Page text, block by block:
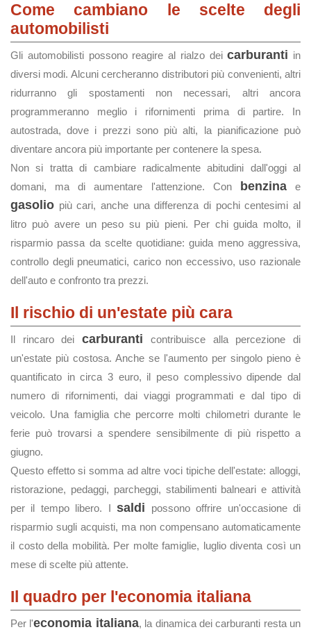
Come cambiano le scelte degli
automobilisti
Gli automobilisti possono reagire al rialzo deicarburanti in
diversi modi. Alcuni cercheranno distributori più convenienti, altri
ridurranno gli spostamenti non necessari, altri ancora
programmeranno meglio i rifornimenti prima di partire. In
autostrada, dove i prezzi sono più alti, la pianificazione può
diventare ancora più importante per contenere la spesa.
Non si tratta di cambiare radicalmente abitudini dall'oggi al
domani, ma di aumentare l'attenzione. Con
benzinae
gasolio più cari, anche una differenza di pochi centesimi al
litro può avere un peso su più pieni. Per chi guida molto, il
risparmio passa da scelte quotidiane: guida meno aggressiva,
controllo degli pneumatici, carico non eccessivo, uso razionale
dell'auto e confronto tra prezzi.
Il rischio di un'estate più cara
Il rincaro deicarburanti contribuisce alla percezione di
un'estate più costosa. Anche se l'aumento per singolo pieno è
quantificato in circa 3 euro, il peso complessivo dipende dal
numero di rifornimenti, dai viaggi programmati e dal tipo di
veicolo. Una famiglia che percorre molti chilometri durante le
ferie può trovarsi a spendere sensibilmente di più rispetto a
giugno.
Questo effetto si somma ad altre voci tipiche dell'estate: alloggi,
ristorazione, pedaggi, parcheggi, stabilimenti balneari e attività
per il tempo libero. Isaldi possono offrire un'occasione di
risparmio sugli acquisti, ma non compensano automaticamente
il costo della mobilità. Per molte famiglie, luglio diventa così un
mese di scelte più attente.
Il quadro per l'economia italiana
Per l'economia italiana, la dinamica dei carburanti resta un